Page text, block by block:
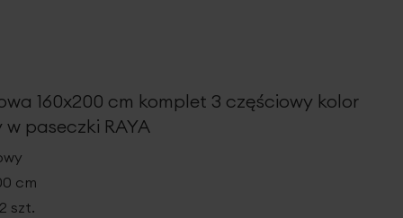
160x200 cm komplet 3 częściowy kolor
w paseczki RAYA
cm
2 szt.